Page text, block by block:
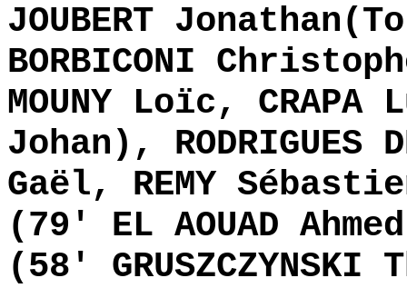
JOUBERT
BORBICONI
MOUNY Loïc,
Johan), RODRIGUES
Gaël, REMY
(79' EL AOUAD
(58' GRUSZCZYNSKI